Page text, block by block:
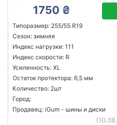
1750 ₴
Типоразмер: 255/55 R19
Сезон: зимняя
Индекс нагрузки: 111
Индекс скорости: R
Усиленность: XL
Остаток протектора: 6,5 мм
Количество: 2шт
Город:
Продавец: iGum - шины и диски